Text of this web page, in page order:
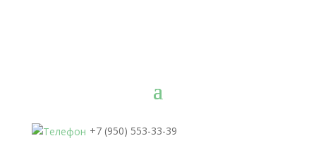
+7 (950) 553-33-39